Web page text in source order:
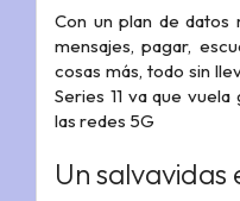
Con un plan de datos
mensajes, pagar,
cosas más, todo sin
Series 11 va que
las redes 5G
Un salvavidas